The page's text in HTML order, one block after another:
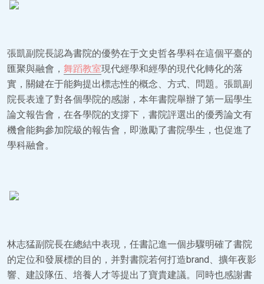
張凱副院長認為書院的優勢在于文史哲各學科在這個平臺的
匯聚與融會， 舞蹈教室現代經學和經學的現代化轉化的落
實，關鍵在于能夠提出標志性的概念、方式、問題。張凱副
院長表達了對各個學院的感謝，本年書院舉辦了第一屆學生
論文報告會，在各學院的支撐下，書院評選出的優秀論文有
機會能夠參加院級的報告會，即激勵了書院學生，也促進了
學科融會。
林志猛副院長在總結中表現，任書記進一個步驟明確了書院
的定位和發展標的目的，并對書院若何打造brand、擴年夜影
響、建設隊伍、培養人才等提出了寶貴建議。同時也感謝書